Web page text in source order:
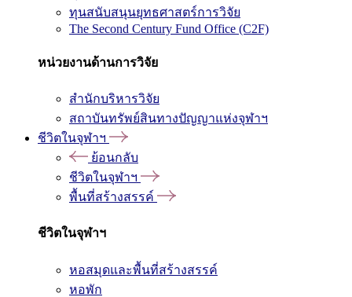
ทุนสนับสนุนยุทธศาสตร์การวิจัย
The Second Century Fund Office (C2F)
หน่วยงานด้านการวิจัย
สำนักบริหารวิจัย
สถาบันทรัพย์สินทางปัญญาแห่งจุฬาฯ
ชีวิตในจุฬาฯ
ย้อนกลับ
ชีวิตในจุฬาฯ
พื้นที่สร้างสรรค์
ชีวิตในจุฬาฯ
หอสมุดและพื้นที่สร้างสรรค์
หอพัก